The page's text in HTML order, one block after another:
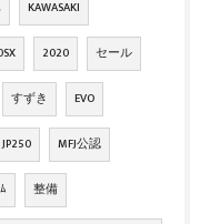
KAWASAKI
2020 セール
すずき EVO
JP250 MFJ公認
整備